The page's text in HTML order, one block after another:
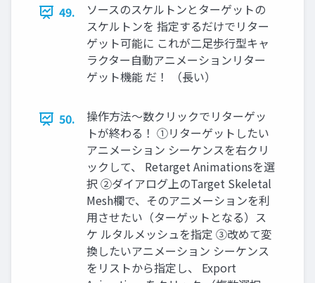
49.
ソースのスケルトンとターゲットの
スケルトンを 指定するだけでリター
ゲット可能に これが二足歩行型キャ
ラクター自動アニメーションリター
ゲット機能 だ！ （長い）
50.
操作方法～数クリックでリターゲッ
トが終わる！ ①リターゲットしたい
アニメーション シーケンスを右クリ
ックして、 Retarget Animationsを選
択 ②ダイアログ上のTarget Skeletal
Mesh欄で、そのアニメーションを利
用させたい（ターゲットとなる）ス
ケ ルタルメッシュを指定 ③改めて変
換したいアニメーション シーケンス
をリストから指定し、 Export